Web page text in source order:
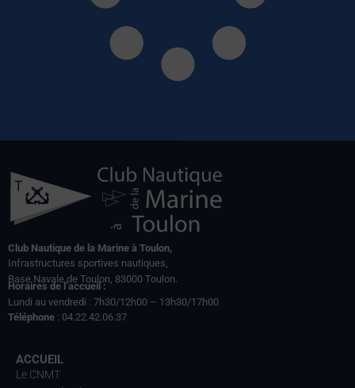
Club Nautique de la Marine à Toulon,
Infrastructures sportives nautiques,
Base Navale de Toulon, 83000 Toulon.
Horaires de l’accueil :
Lundi au vendredi : 7h30/12h00 – 13h30/17h00
Téléphone : 04.22.42.06.37
ACCUEIL
Le CNMT